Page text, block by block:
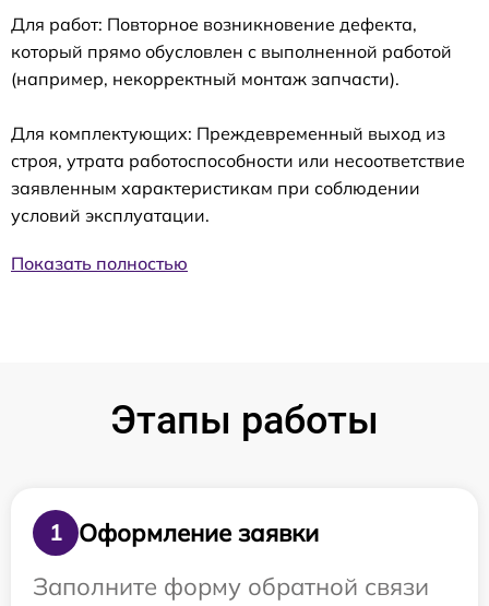
Для работ: Повторное возникновение дефекта,
который прямо обусловлен с выполненной работой
(например, некорректный монтаж запчасти).
Для комплектующих: Преждевременный выход из
строя, утрата работоспособности или несоответствие
заявленным характеристикам при соблюдении
условий эксплуатации.
Показать полностью
Этапы работы
1
Оформление заявки
Заполните форму обратной связи